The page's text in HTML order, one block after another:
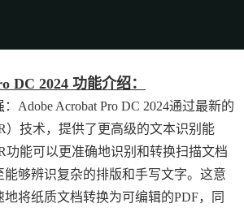
DC 2024 功能介绍：
Adobe Acrobat Pro DC 2024通过最新的
）技术，提供了更高级的文本识别能
功能可以更准确地识别和转换扫描文档
能够辨识复杂的排版和手写文字。这意
将纸质文档转换为可编辑的PDF，同